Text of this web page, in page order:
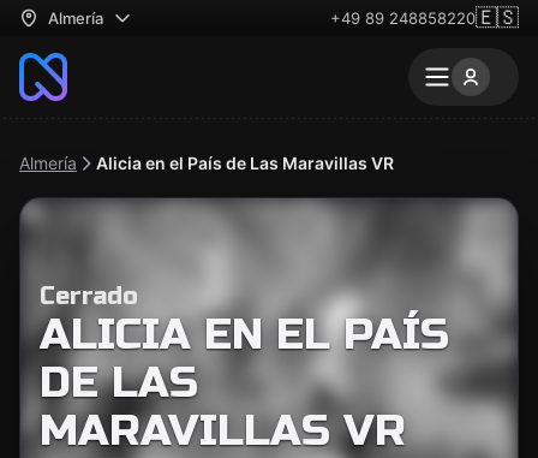
Almería +49 89 248858220🇪🇸
Almería Alicia en el País de Las Maravillas VR
Cerrado
ALICIA EN EL PAÍS
DE LAS
MARAVILLAS VR